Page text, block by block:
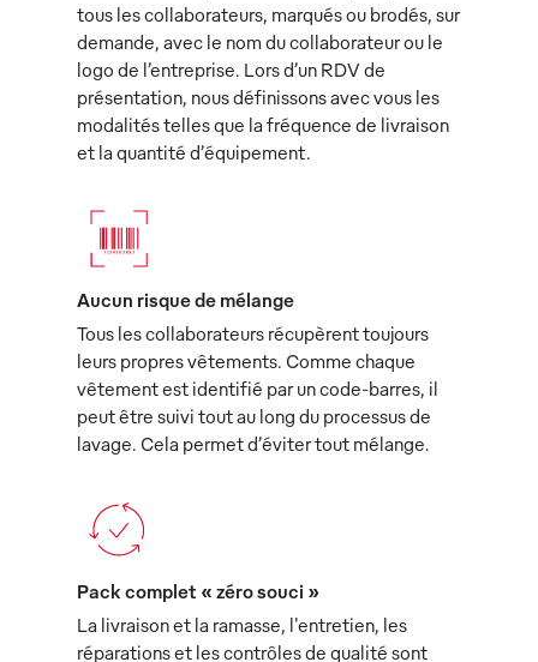
tous les collaborateurs, marqués ou brodés, sur
demande, avec le nom du collaborateur ou le
logo de l’entreprise. Lors d’un RDV de
présentation, nous définissons avec vous les
modalités telles que la fréquence de livraison
et la quantité d’équipement.
Aucun risque de mélange
Tous les collaborateurs récupèrent toujours
leurs propres vêtements. Comme chaque
vêtement est identifié par un code-barres, il
peut être suivi tout au long du processus de
lavage. Cela permet d’éviter tout mélange.
Pack complet « zéro souci »
La livraison et la ramasse, l'entretien, les
réparations et les contrôles de qualité sont